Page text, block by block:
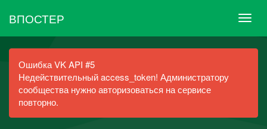
ВПОСТЕР
Ошибка VK API #5
Недействительный access_token! Администратору
сообщества нужно авторизоваться на сервисе
повторно.